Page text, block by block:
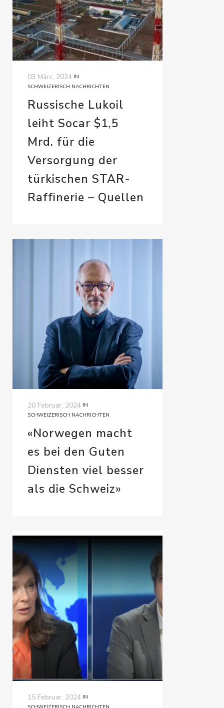
03 März, 2024 IN
SCHWEIZERISCH NACHRICHTEN
Russische Lukoil
leiht Socar $1,5
Mrd. für die
Versorgung der
türkischen STAR-
Raffinerie – Quellen
20 Februar, 2024 IN
SCHWEIZERISCH NACHRICHTEN
«Norwegen macht
es bei den Guten
Diensten viel besser
als die Schweiz»
15 Februar, 2024 IN